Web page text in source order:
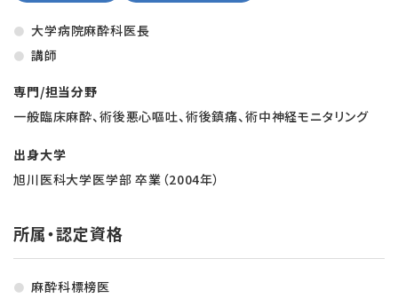
大学病院麻酔科医長
講師
専門/担当分野
一般臨床麻酔、術後悪心嘔吐、術後鎮痛、術中神経モニタリング
出身大学
旭川医科大学医学部 卒業（2004年）
所属・認定資格
麻酔科標榜医